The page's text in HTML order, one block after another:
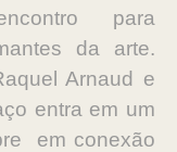
para
da arte.
Arnaud e
entra em um
em conexão